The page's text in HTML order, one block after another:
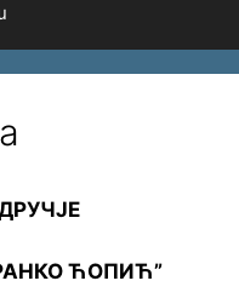
ЋОПИЋ”